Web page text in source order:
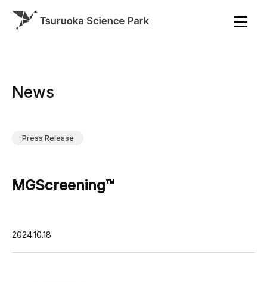
News
Press Release
（株）メタジェン：【MGScreening™ キャンペーン】業界で注目の短鎖脂肪酸を限られた予算で測定し、今後の研究の足がかりに！ コーポレート 事業
2024.10.18